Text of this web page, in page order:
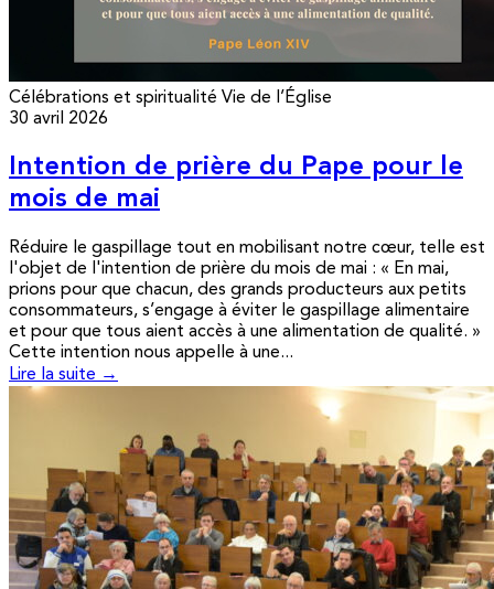
Célébrations et spiritualité Vie de l’Église
30 avril 2026
Intention de prière du Pape pour le
mois de mai
Réduire le gaspillage tout en mobilisant notre cœur, telle est
l'objet de l'intention de prière du mois de mai : « En mai,
prions pour que chacun, des grands producteurs aux petits
consommateurs, s’engage à éviter le gaspillage alimentaire
et pour que tous aient accès à une alimentation de qualité. »
Cette intention nous appelle à une...
Lire la suite →